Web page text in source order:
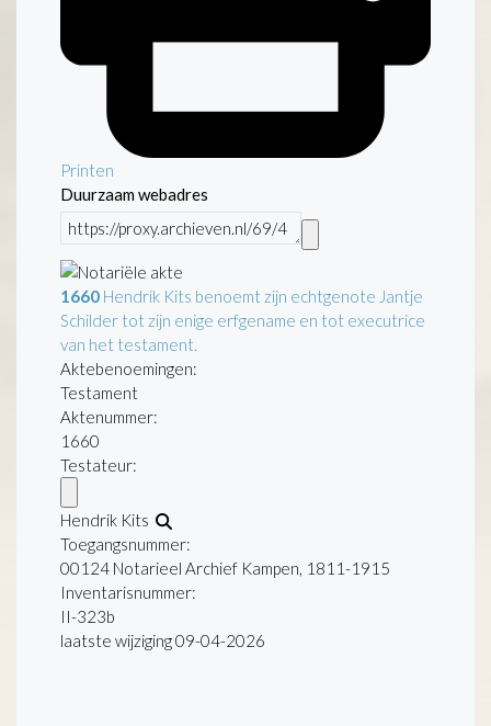
Printen
Duurzaam webadres
1660 Hendrik Kits benoemt zijn echtgenote Jantje
Schilder tot zijn enige erfgename en tot executrice
van het testament.
Aktebenoemingen:
Testament
Aktenummer:
1660
Testateur:
Hendrik Kits
Toegangsnummer:
00124 Notarieel Archief Kampen, 1811-1915
Inventarisnummer:
II-323b
laatste wijziging 09-04-2026